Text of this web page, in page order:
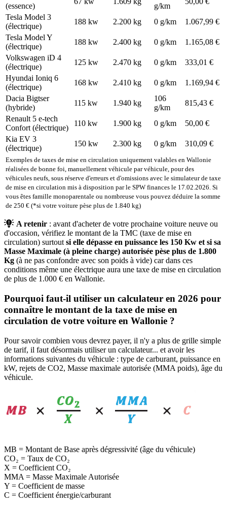
(essence)
g/km
Tesla Model 3
(électrique)
188 kw 2.200 kg 0 g/km
1.067,99 €
Tesla Model Y
(électrique)
188 kw 2.400 kg 0 g/km
1.165,08 €
Volkswagen iD 4
(électrique)
125 kw 2.470 kg 0 g/km
333,01 €
Hyundai Ioniq 6
(électrique)
168 kw 2.410 kg 0 g/km
1.169,94 €
Dacia Bigtser
(hybride)
115 kw 1.940 kg
106
g/km
815,43 €
Renault 5 e-tech
Confort (électrique)
110 kw 1.900 kg 0 g/km
50,00 €
Kia EV 3
(électrique)
150 kw 2.300 kg 0 g/km 310,09 €
Exemples de taxes de mise en circulation uniquement valables en Wallonie
réalisées de bonne foi, manuellement véhicule par véhicule, pour des
véhicules neufs, sous réserve d'erreurs et d'omissions avec le simulateur de taxe
de mise en circulation mis à disposition par le SPW finances le 17.02.2026. Si
vous êtes famille monoparentale ou nombreuse vous pouvez déduire la somme
de 250 € (*si votre voiture pèse plus de 1.840 kg)
A retenir : avant d'acheter de votre prochaine voiture neuve ou
d'occasion, vérifiez le montant de la TMC (taxe de mise en
circulation) surtout si elle dépasse en puissance les 150 Kw et si sa
Masse Maximale (à pleine charge) autorisée pèse plus de 1.800
Kg (à ne pas confondre avec son poids à vide) car dans ces
conditions même une électrique aura une taxe de mise en circulation
de plus de 1.000 € en Wallonie.
Pourquoi faut-il utiliser un calculateur en 2026 pour
connaître le montant de la taxe de mise en
circulation de votre voiture en Wallonie ?
Pour savoir combien vous devrez payer, il n'y a plus de grille simple
de tarif, il faut désormais utiliser un calculateur... et avoir les
informations suivantes du véhicule : type de carburant, puissance en
kW, rejets de CO2, Masse maximale autorisée (MMA poids), âge du
véhicule.
MB = Montant de Base après dégressivité (âge du véhicule)
CO₂ = Taux de CO₂
X = Coefficient CO₂
MMA = Masse Maximale Autorisée
Y = Coefficient de masse
C = Coefficient énergie/carburant